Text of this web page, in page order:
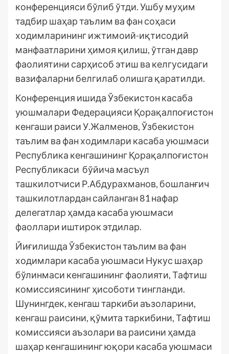
конференцияси бўлиб ўтди. Ушбу муҳим
тадбир шаҳар таълим ва фан соҳаси
ходимларининг ижтимоий-иқтисодий
манфаатларини ҳимоя қилиш, ўтган давр
фаолиятини сарҳисоб этиш ва келгусидаги
вазифаларни белгилаб олишга қаратилди.
Конференция ишида Ўзбекистон касаба
уюшмалари Федерацияси Қорақалпоғистон
кенгаши раиси У.Жалменов, Ўзбекистон
таълим ва фан ходимлари касаба уюшмаси
Республика кенгашининг Қорақалпоғистон
Республикаси бўйича масъул
ташкилотчиси Р.Абдурахманов, бошланғич
ташкилотлардан сайланган 81 нафар
делегатлар ҳамда касаба уюшмаси
фаоллари иштирок этдилар.
Йиғилишда Ўзбекистон таълим ва фан
ходимлари касаба уюшмаси Нукус шаҳар
бўлинмаси кенгашининг фаолияти, Тафтиш
комиссиясининг ҳисоботи тингланди.
Шунингдек, кенгаш таркиби аъзоларини,
кенгаш раисини, қўмита таркибини, Тафтиш
комиссияси аъзолари ва раисини ҳамда
шаҳар кенгашининг юқори касаба уюшмаси